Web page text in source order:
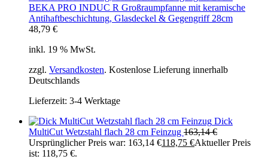
BEKA PRO INDUC R Großraumpfanne mit keramische
Antihaftbeschichtung, Glasdeckel & Gegengriff 28cm
48,79 €
inkl. 19 % MwSt.
zzgl. Versandkosten. Kostenlose Lieferung innerhalb
Deutschlands
Lieferzeit: 3-4 Werktage
Dick
MultiCut Wetzstahl flach 28 cm Feinzug 163,14€
Ursprünglicher Preis war: 163,14 €118,75 €Aktueller Preis
ist: 118,75 €.